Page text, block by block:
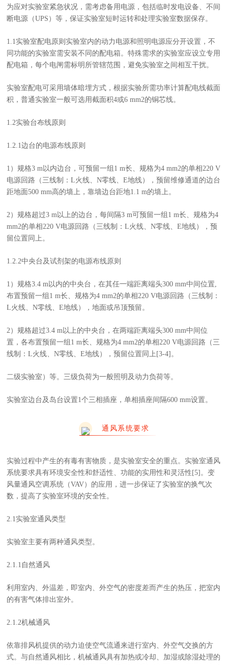
为应对实验室紧急状况，需考虑备用电源，包括临时发电设备、不间
断电源（UPS）等，保证实验室短时运转和处理实验室数据保存。
1.1实验室配电原则实验室内的动力电源和照明电源应分开设置，不
同功能的实验室需安装不同的配电箱。特殊需求的实验室应设立专用
配电箱，每个电闸需标明所管辖范围，避免实验室之间相互干扰。
实验室配电可采用墙体暗埋方式，根据实验所需功率计算配电线截面
积，普通实验室一般可选用截面积4或6 mm2的铜芯线。
1.2实验台布线原则
1.2.1边台的电源布线原则
1）规格3 m以内边台，可预留一组1 m长、规格为4 mm2的单相220 V
电源回路（三线制：L火线、N零线、E地线），预留维修通道的边台
距地面500 mm高的墙上，靠墙边台距地1.1 m的墙上。
2）规格超过3 m以上的边台，每间隔3 m可预留一组1 m长、规格为4
mm2的单相220 V电源回路（三线制：L火线、N零线、E地线），预
留位置同上。
1.2.2中央台及试剂架的电源布线原则
1）规格3.4 m以内的中央台，在其任一端距离端头300 mm中间位置,
布置预留一组1 m长、规格为4 mm2的单相220 V电源回路（三线制：
L火线、N零线、E地线），地面或吊顶预留。
2）规格超过3.4 m以上的中央台，在两端距离端头300 mm中间位
置，各布置预留一组1 m长、规格为4 mm2的单相220 V电源回路（三
线制：L火线、N零线、E地线），预留位置同上[3-4]。
二级实验室）等。三级负荷为一般照明及动力负荷等。
实验室边台及岛台设置1个三相插座，单相插座间隔600 mm设置。
通风系统要求
实验过程中产生的有毒有害物质，是实验室安全的重点。实验室通风
系统要求具有环境安全性和舒适性、功能的实用性和灵活性[5]。变
风量通风空调系统（VAV）的应用，进一步保证了实验室的换气次
数，提高了实验室环境的安全性。
2.1实验室通风类型
实验室主要有两种通风类型。
2.1.1自然通风
利用室内、外温差，即室内、外空气的密度差而产生的热压，把室内
的有害气体排出室外。
2.1.2机械通风
依靠排风机提供的动力迫使空气流通来进行室内、外空气交换的方
式。与自然通风相比，机械通风具有加热或冷却、加湿或除湿处理的